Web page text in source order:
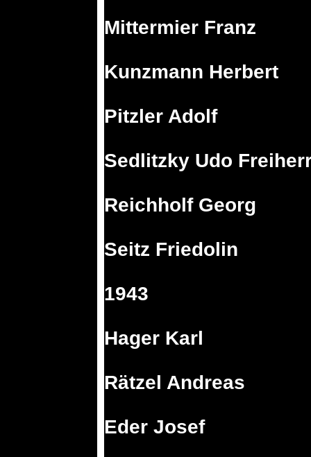
Mittermier Franz
Kunzmann Herbert
Pitzler Adolf
Sedlitzky Udo
Reichholf Georg
Seitz Friedolin
1943
Hager Karl
Rätzel Andreas
Eder Josef